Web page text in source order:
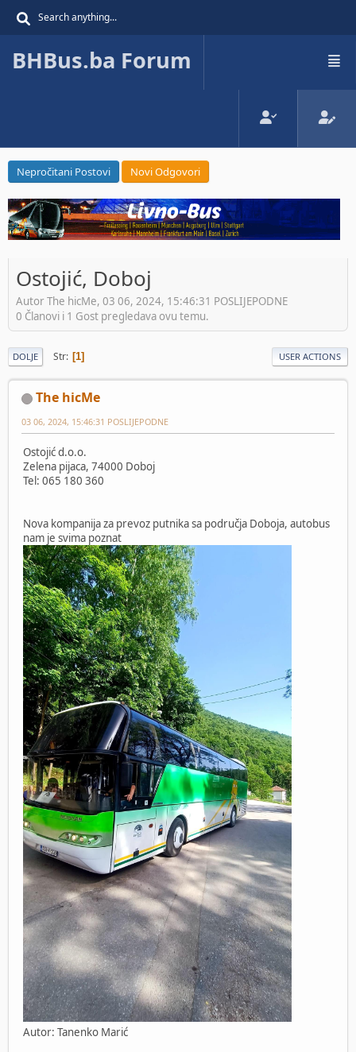
BHBus.ba Forum
Nepročitani Postovi Novi Odgovori
Ostojić, Doboj
Autor The hicMe, 03 06, 2024, 15:46:31 POSLIJEPODNE
0 Članovi i 1 Gost pregledava ovu temu.
DOLJE Str 1 USER ACTIONS
The hicMe
03 06, 2024, 15:46:31 POSLIJEPODNE
Ostojić d.o.o.
Zelena pijaca, 74000 Doboj
Tel: 065 180 360
Nova kompanija za prevoz putnika sa područja Doboja, autobus
nam je svima poznat
Autor: Tanenko Marić